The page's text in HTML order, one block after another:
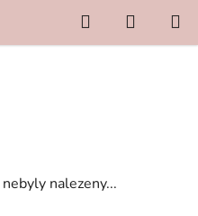
Hledat
KOŠÍK
nebyly nalezeny...